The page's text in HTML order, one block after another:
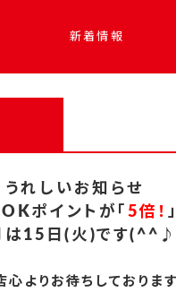
新着情報
うれしいお知らせ
ポイントが「5倍！
は15日(火)です(^^♪
心よりお待ちしておりま